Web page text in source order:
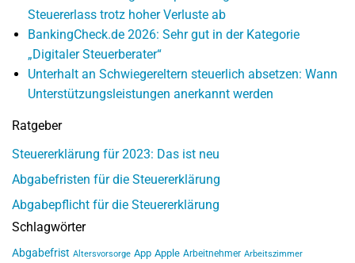
Steuererlass trotz hoher Verluste ab
BankingCheck.de 2026: Sehr gut in der Kategorie
„Digitaler Steuerberater“
Unterhalt an Schwiegereltern steuerlich absetzen: Wann
Unterstützungsleistungen anerkannt werden
Ratgeber
Steuererklärung für 2023: Das ist neu
Abgabefristen für die Steuererklärung
Abgabepflicht für die Steuererklärung
Schlagwörter
Abgabefrist Altersvorsorge App Apple Arbeitnehmer Arbeitszimmer